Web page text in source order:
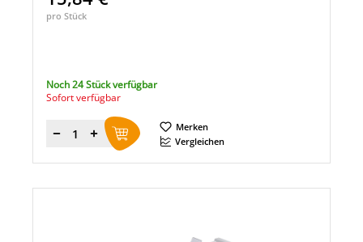
pro Stück
Noch 24 Stück verfügbar
Sofort verfügbar
Menge
Merken
Vergleichen